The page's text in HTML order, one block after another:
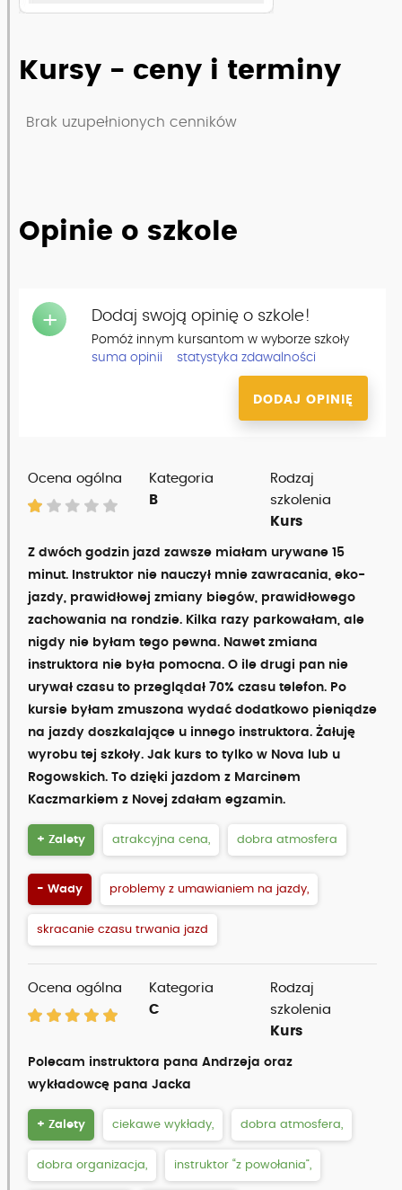
Kursy - ceny i terminy
Brak uzupełnionych cenników
Opinie o szkole
+ Dodaj swoją opinię o szkole!
Pomóż innym kursantom w wyborze szkoły
suma opinii
statystyka zdawalności
DODAJ OPINIĘ
Ocena ogólna
Kategoria
B
Rodzaj
szkolenia
Kurs
Z dwóch godzin jazd zawsze miałam urywane 15
minut. Instruktor nie nauczył mnie zawracania, eko-
jazdy, prawidłowej zmiany biegów, prawidłowego
zachowania na rondzie. Kilka razy parkowałam, ale
nigdy nie byłam tego pewna. Nawet zmiana
instruktora nie była pomocna. O ile drugi pan nie
urywał czasu to przeglądał 70% czasu telefon. Po
kursie byłam zmuszona wydać dodatkowo pieniądze
na jazdy doszkalające u innego instruktora. Żałuję
wyrobu tej szkoły. Jak kurs to tylko w Nova lub u
Rogowskich. To dzięki jazdom z Marcinem
Kaczmarkiem z Novej zdałam egzamin.
+ Zalety atrakcyjna cena, dobra atmosfera
- Wady problemy z umawianiem na jazdy,
skracanie czasu trwania jazd
Ocena ogólna
Kategoria
C
Rodzaj
szkolenia
Kurs
Polecam instruktora pana Andrzeja oraz
wykładowcę pana Jacka
+ Zalety ciekawe wykłady, dobra atmosfera,
dobra organizacja, instruktor “z powołania”,